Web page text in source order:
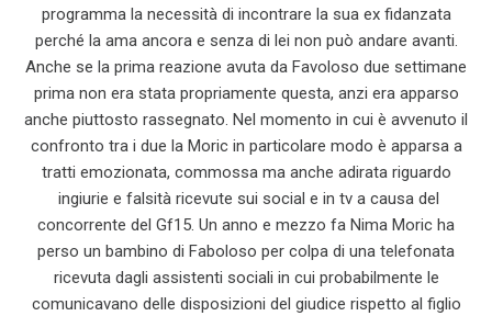
programma la necessità di incontrare la sua ex fidanzata
perché la ama ancora e senza di lei non può andare avanti.
Anche se la prima reazione avuta da Favoloso due settimane
prima non era stata propriamente questa, anzi era apparso
anche piuttosto rassegnato. Nel momento in cui è avvenuto il
confronto tra i due la Moric in particolare modo è apparsa a
tratti emozionata, commossa ma anche adirata riguardo
ingiurie e falsità ricevute sui social e in tv a causa del
concorrente del Gf15. Un anno e mezzo fa Nima Moric ha
perso un bambino di Faboloso per colpa di una telefonata
ricevuta dagli assistenti sociali in cui probabilmente le
comunicavano delle disposizioni del giudice rispetto al figlio